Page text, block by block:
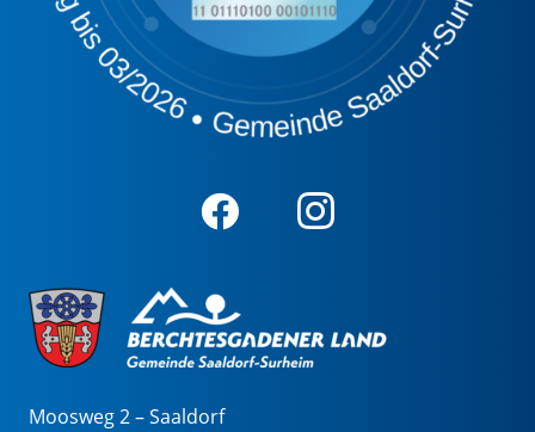
Moosweg 2 – Saaldorf